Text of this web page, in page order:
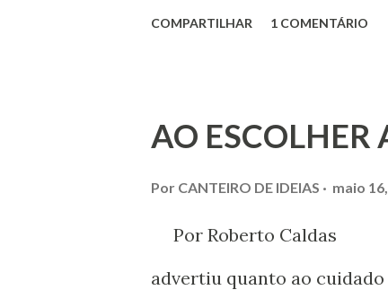
COMPARTILHAR 1 COMENTÁRIO
AO ESCOLHER
Por CANTEIRO DE IDEIAS maio
Por Roberto Caldas
advertiu quanto ao